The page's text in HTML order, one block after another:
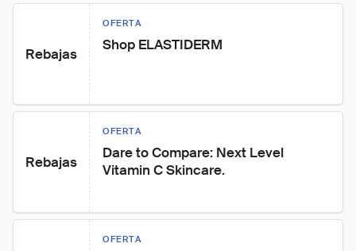
Rebajas
OFERTA
Shop ELASTIDERM
Rebajas
OFERTA
Dare to Compare: Next Level
Vitamin C Skincare.
OFERTA